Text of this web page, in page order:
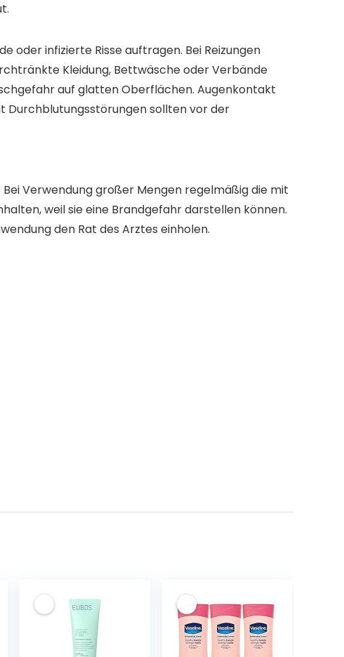
oder infizierte Risse auftragen. Bei Reizungen
Kleidung, Bettwäsche oder Verbände
auf glatten Oberflächen. Augenkontakt
Durchblutungsstörungen sollten vor der
Verwendung großer Mengen regelmäßig die mit
weil sie eine Brandgefahr darstellen können.
den Rat des Arztes einholen.